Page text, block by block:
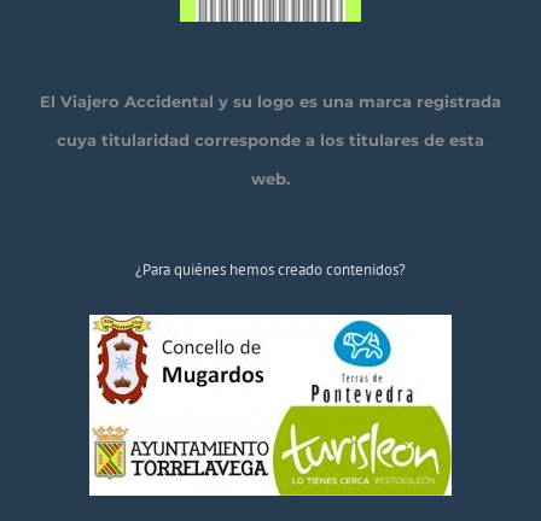
El Viajero Accidental y su logo es una marca registrada
cuya titularidad corresponde a los titulares de esta
web.
¿Para quiénes hemos creado contenidos?